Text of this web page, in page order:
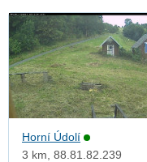
Horní Údolí
3 km, 88.81.82.239